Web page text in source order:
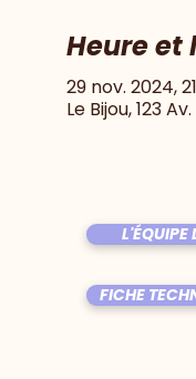
Heure et
29 nov. 2024,
Le Bijou, 123
L'ÉQUIPE
FICHE